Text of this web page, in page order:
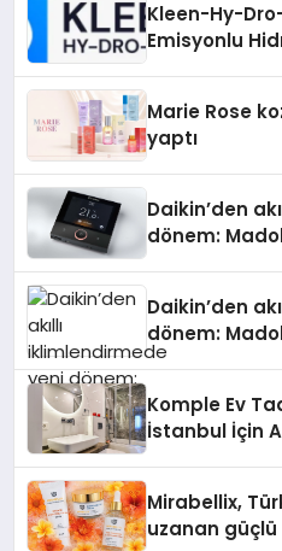
Kleen-Hy-
Emisyonlu
Marie Rose
yaptı
Daikin’den
dönem:
Daikin’den
dönem:
Komple Ev
İstanbul İçin
Mirabellix,
uzanan